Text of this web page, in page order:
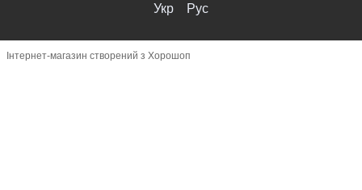
Укр Рус
Інтернет-магазин створений з Хорошоп